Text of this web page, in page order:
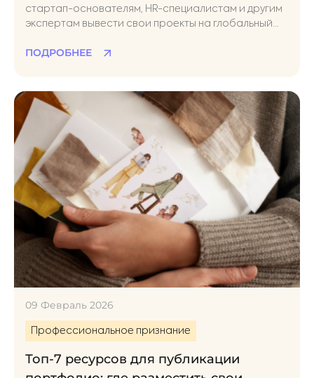
стартап-основателям, HR-специалистам и другим
экспертам вывести свои проекты на глобальный
ПОДРОБНЕЕ
09 Февраль 2026
Профессиональное признание
Топ-7 ресурсов для публикации